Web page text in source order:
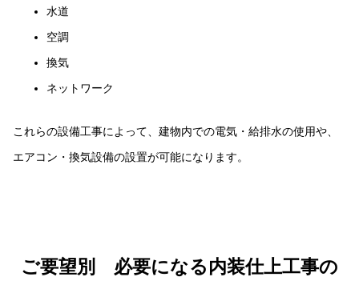
水道
空調
換気
ネットワーク
これらの設備工事によって、建物内での電気・給排水の使用や、
エアコン・換気設備の設置が可能になります。
ご要望別 必要になる内装仕上工事の